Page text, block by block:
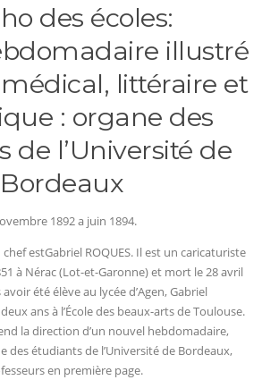
des écoles:
illustré
littéraire et
: organe des
de l’Université de
Bordeaux
1892 a juin 1894.
estGabriel ROQUES. Il est un caricaturiste
à Nérac (Lot-et-Garonne) et mort le 28 avril
été élève au lycée d’Agen, Gabriel
ans à l’École des beaux-arts de Toulouse.
la direction d’un nouvel hebdomadaire,
des étudiants de l’Université de Bordeaux,
en première page.